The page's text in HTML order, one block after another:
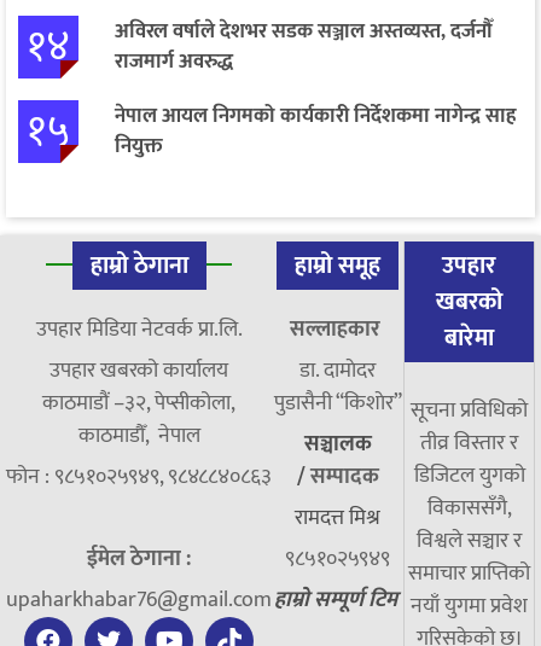
१४
अविरल वर्षाले देशभर सडक सञ्जाल अस्तव्यस्त, दर्जनौँ
राजमार्ग अवरुद्ध
१५
नेपाल आयल निगमको कार्यकारी निर्देशकमा नागेन्द्र साह
नियुक्त
हाम्रो ठेगाना
उपहार मिडिया नेटवर्क प्रा.लि.
उपहार खबरको कार्यालय
काठमाडौं –३२, पेप्सीकोला,
काठमाडौँ, नेपाल
फोन : ९८५१०२५९४९, ९८४८८४०८६३
ईमेल ठेगाना :
upaharkhabar76@gmail.com
हाम्रो समूह
सल्लाहकार
डा. दामाेदर
पुडासैनी “किशाेर”
सञ्चालक
/सम्पादक
रामदत्त मिश्र
९८५१०२५९४९
हाम्रो सम्पूर्ण टिम
उपहार
खबरको
बारेमा
सूचना प्रविधिको
तीव्र विस्तार र
डिजिटल युगको
विकाससँगै,
विश्वले सञ्चार र
समाचार प्राप्तिको
नयाँ युगमा प्रवेश